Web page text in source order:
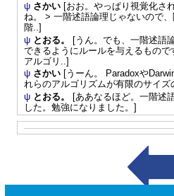
ψ さかい[おお。やっぱり視覚化さ
ね。 > 一階述語論理じゃないので
階..]
ψ とおる。
[うん。でも、一階述語
できるようにルールを与えるもの
アルゴリ..]
ψ さかい[うーん。 Paradoxや
れらのアルゴリズムが有限のサイ
ψ とおる。
[ああなるほど。一階述
した。勉強になりました。]